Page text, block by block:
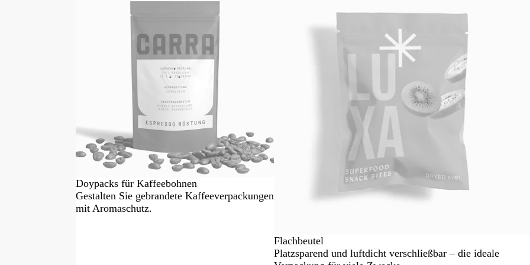
Doypacks für Kaffeebohnen
Gestalten Sie gebrandete Kaffeeverpackungen
mit Aromaschutz.
Flachbeutel
Platzsparend und luftdicht verschließbar – die ideale